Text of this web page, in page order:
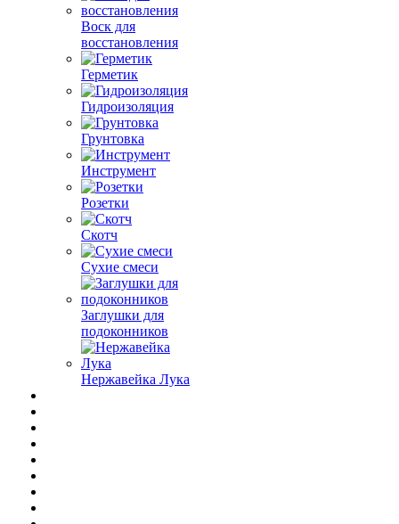
Воск для
восстановления
Герметик
Гидроизоляция
Грунтовка
Инструмент
Розетки
Скотч
Сухие смеси
Заглушки для
подоконников
Нержавейка Лука